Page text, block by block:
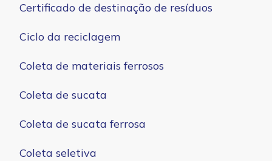
Certificado de destinação de resíduos
Ciclo da reciclagem
Coleta de materiais ferrosos
Coleta de sucata
Coleta de sucata ferrosa
Coleta seletiva